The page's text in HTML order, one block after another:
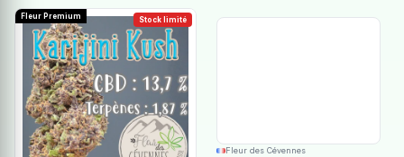
Stock limité
Fleur Premium
Fleur des Cévennes